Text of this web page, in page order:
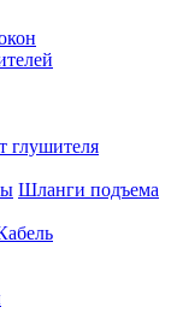
глушителя
Шланги подъема